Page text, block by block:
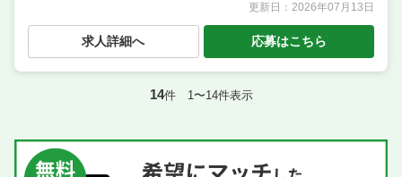
／ 店長候補・マネージャー ／
調理・キッチンスタッフ・板前 ／ サービス・ホール
中華料理＆ラーメン
住所 東京都足立区千住旭町41-2
更新日： 2026年07月13日
求人詳細へ 応募はこちら
14件 1〜14件表示